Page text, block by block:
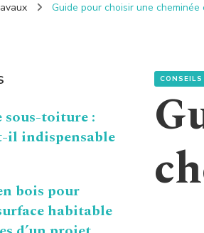
Guide pour choisir une cheminée
sous-toiture :
il indispensable
bois pour
habitable